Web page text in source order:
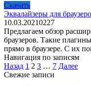
Скачать
Эквалайзеры для
10.03.20210227
Предлагаем обзор
браузеров. Такие
прямо в браузере. С их
Навигация по записям
Назад 1 2 3 … 7 Далее
Свежие записи